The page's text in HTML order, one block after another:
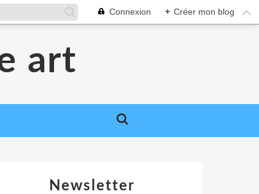
Connexion + Créer mon blog
art
Newsletter